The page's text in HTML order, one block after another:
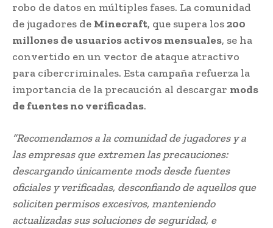
robo de datos en múltiples fases. La comunidad
de jugadores de Minecraft, que supera los200
millones de usuarios activos mensuales, se ha
convertido en un vector de ataque atractivo
para cibercriminales. Esta campaña refuerza la
importancia de la precaución al descargar mods
de fuentes no verificadas.
“Recomendamos a la comunidad de jugadores y a
las empresas que extremen las precauciones:
descargando únicamente mods desde fuentes
oficiales y verificadas, desconfiando de aquellos que
soliciten permisos excesivos, manteniendo
actualizadas sus soluciones de seguridad, e